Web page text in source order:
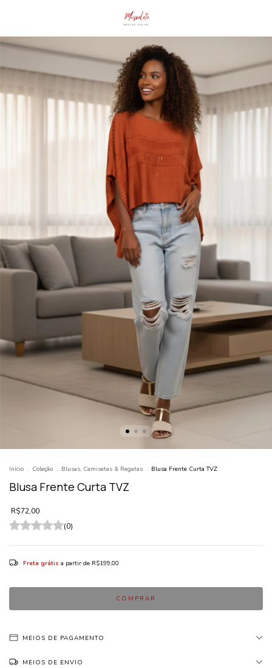
Início . Coleção . Blusas, Camisetas & Regatas . Blusa Frente Curta TVZ
Blusa Frente Curta TVZ
R$72,00
(0)
Frete grátis a partir de R$199,00
MEIOS DE PAGAMENTO
MEIOS DE ENVIO